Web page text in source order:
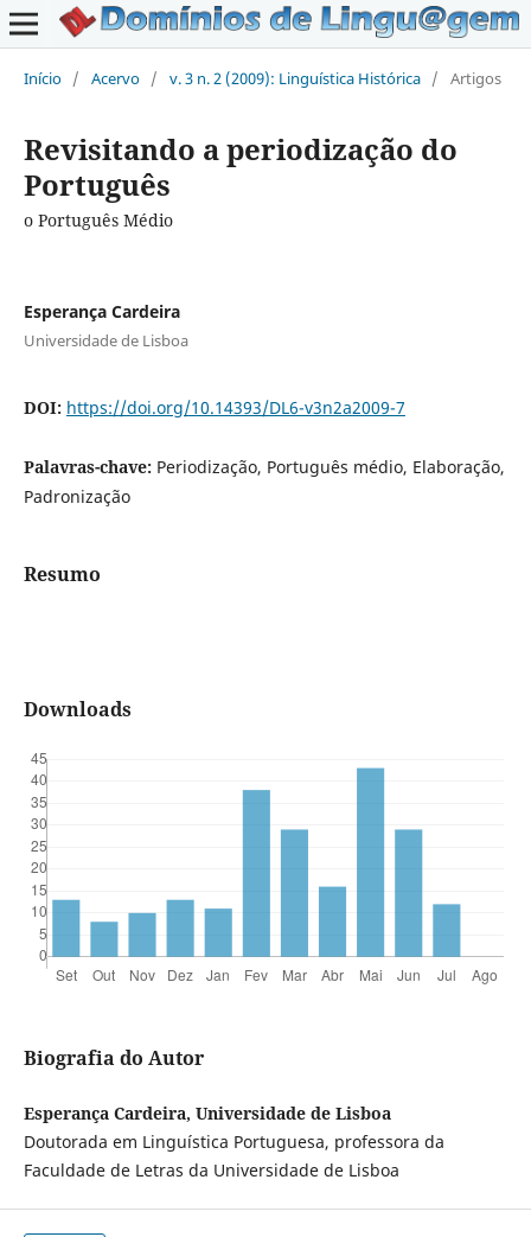
Início / Acervo / v. 3 n. 2 (2009): Linguística Histórica / Artigos
Revisitando a periodização do
Português
o Português Médio
Esperança Cardeira
Universidade de Lisboa
DOI: https://doi.org/10.14393/DL6-v3n2a2009-7
Palavras-chave: Periodização, Português médio, Elaboração,
Padronização
Resumo
Downloads
Biografia do Autor
Esperança Cardeira, Universidade de Lisboa
Doutorada em Linguística Portuguesa, professora da
Faculdade de Letras da Universidade de Lisboa